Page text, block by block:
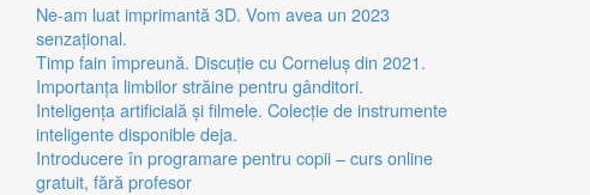
Ne-am luat imprimantă 3D. Vom avea un 2023
senzațional.
Timp fain împreună. Discuție cu Corneluș din 2021.
Importanța limbilor străine pentru gânditori.
Inteligența artificială și filmele. Colecție de instrumente
inteligente disponible deja.
Introducere în programare pentru copii – curs online
gratuit, fără profesor